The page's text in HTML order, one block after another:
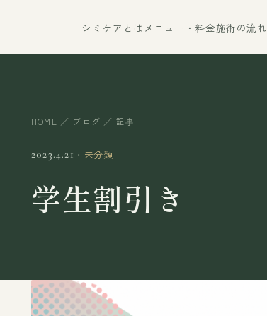
シミケアとは メニュー・料金施術の流れ
HOME ／ ブログ ／ 記事
2023.4.21 ・ 未分類
学生割引き